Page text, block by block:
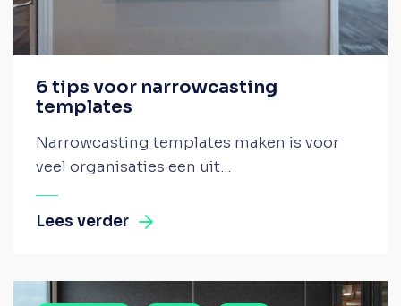
6 tips voor narrowcasting
templates
Narrowcasting templates maken is voor
veel organisaties een uit...
Lees verder